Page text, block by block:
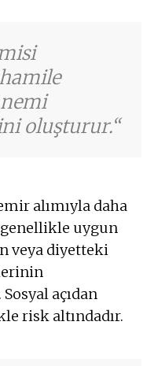
oluşturur.
alımıyla daha
genellikle uygun
veya diyetteki
açıdan
risk altındadır.